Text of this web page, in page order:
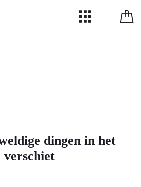
dingen in het
verschiet